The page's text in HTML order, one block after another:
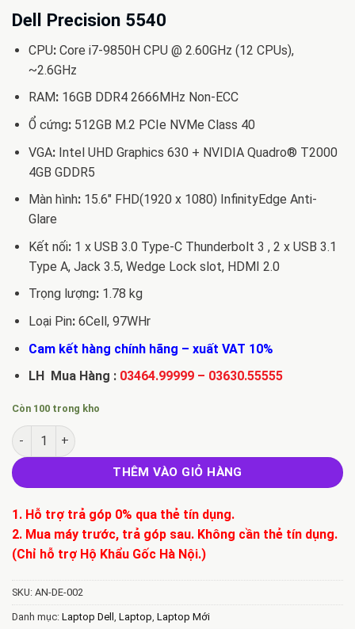
là:
Dell Precision 5540
CPU: Core i7-9850H CPU @ 2.60GHz (12 CPUs),
~2.6GHz
RAM: 16GB DDR4 2666MHz Non-ECC
Ổ cứng: 512GB M.2 PCIe NVMe Class 40
VGA: Intel UHD Graphics 630 + NVIDIA Quadro® T2000
4GB GDDR5
Màn hình: 15.6″ FHD(1920 x 1080) InfinityEdge Anti-
Glare
Kết nối: 1 x USB 3.0 Type-C Thunderbolt 3 , 2 x USB 3.1
Type A, Jack 3.5, Wedge Lock slot, HDMI 2.0
Trọng lượng: 1.78 kg
Loại Pin: 6Cell, 97WHr
Cam kết hàng chính hãng – xuất VAT 10%
LH Mua Hàng : 03464.99999– 03630.55555
Còn 100 trong kho
Laptop Dell Precision 5540 i7 9850H - Ram 16 - SSD 256 -
THÊM VÀO GIỎ HÀNG
1. Hỗ trợ trả góp 0% qua thẻ tín dụng.
2. Mua máy trước, trả góp sau. Không cần thẻ tín dụng.
(Chỉ hỗ trợ Hộ Khẩu Gốc Hà Nội.)
SKU: AN-DE-002
Danh mục: Laptop Dell , Laptop, Laptop Mới